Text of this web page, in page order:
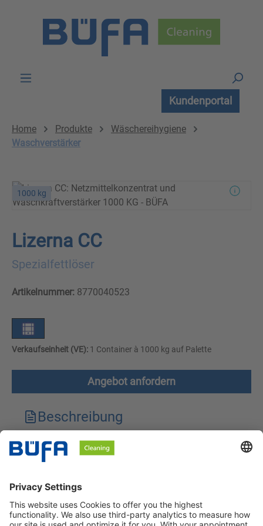
Kundenportal
Home Produkte
Wäschereihygiene
Waschverstärker
1000 kg
Lizerna CC
Spezialfettlöser
Artikelnummer: 8770040523
Verkaufseinheit (VE): 1 Container à 1000 kg auf Palette
Angebot anfordern
Beschreibung
Technische Merkmale
Sicherheitshinweise